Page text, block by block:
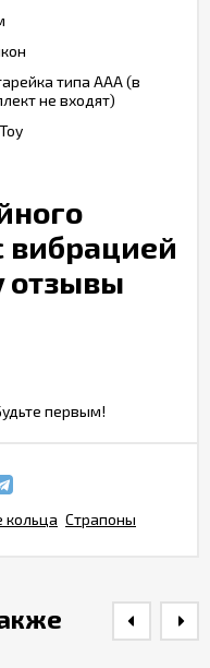
типа ААА (в
не входят)
вибрацией
отзывы
первым!
кольца Страпоны